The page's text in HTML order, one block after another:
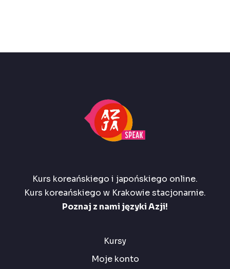
Kurs koreańskiego i japońskiego online.
Kurs koreańskiego w Krakowie stacjonarnie.
Poznaj z nami języki Azji!
Kursy
Moje konto